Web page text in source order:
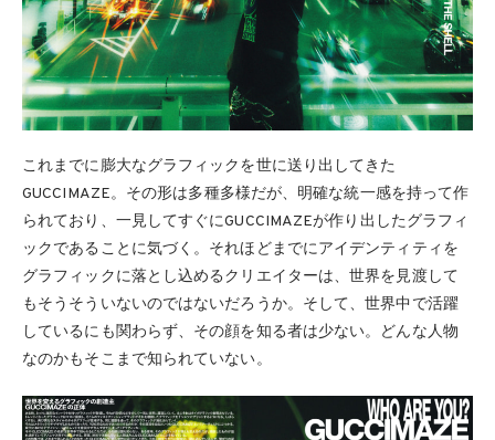
これまでに膨大なグラフィックを世に送り出してきた
GUCCIMAZE。その形は多種多様だが、明確な統一感を持って作
られており、一見してすぐにGUCCIMAZEが作り出したグラフィ
ックであることに気づく。それほどまでにアイデンティティを
グラフィックに落とし込めるクリエイターは、世界を見渡して
もそうそういないのではないだろうか。そして、世界中で活躍
しているにも関わらず、その顔を知る者は少ない。どんな人物
なのかもそこまで知られていない。